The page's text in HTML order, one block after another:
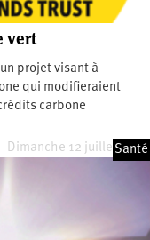
vert
projet visant à
qui modifieraient
carbone
Dimanche 12 juillet 2026
Santé